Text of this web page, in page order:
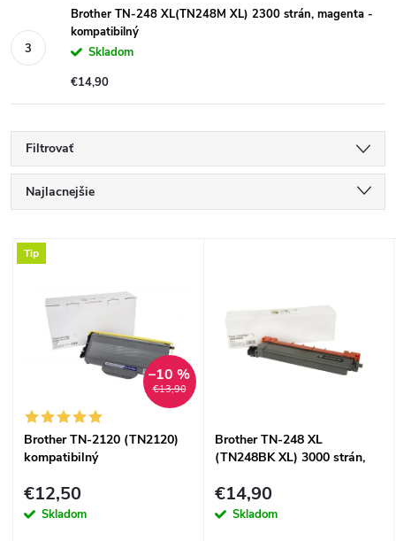
Brother TN-248 XL(TN248M XL) 2300 strán, magenta -
kompatibilný
Skladom
€14,90
Filtrovať
R
a
e
p
Najlacnejšie
Najpredávanejšie
Abecedne
V
s
p
Tip
€13,90
–10 %
Brother TN-2120 (TN2120)
kompatibilný
€12,50
Skladom
Brother TN-248 XL
(TN248BK XL) 3000 strán,
€14,90
Skladom